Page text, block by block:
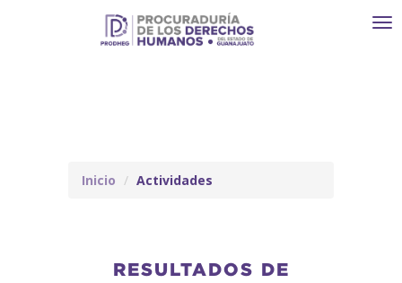
Inicio Actividades
RESULTADOS DE